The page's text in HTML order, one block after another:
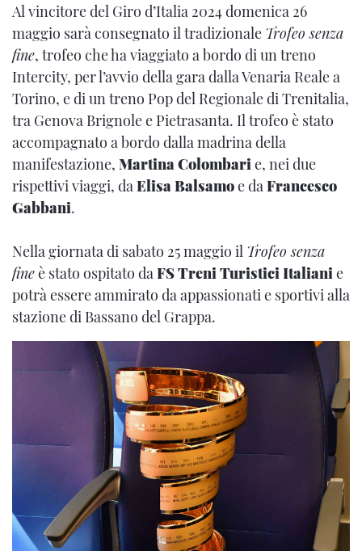
Al vincitore del Giro d’Italia 2024 domenica 26
maggio sarà consegnato il tradizionale Trofeo senza
fine, trofeo che ha viaggiato a bordo di un treno
Intercity, per l’avvio della gara dalla Venaria Reale a
Torino, e di un treno Pop del Regionale di Trenitalia,
tra Genova Brignole e Pietrasanta. Il trofeo è stato
accompagnato a bordo dalla madrina della
manifestazione, Martina Colombari e, nei due
rispettivi viaggi, da Elisa Balsamoe da Francesco
Gabbani.
Nella giornata di sabato 25 maggio il Trofeo senza
fineè stato ospitato da FS Treni Turistici Italiani e
potrà essere ammirato da appassionati e sportivi alla
stazione di Bassano del Grappa.